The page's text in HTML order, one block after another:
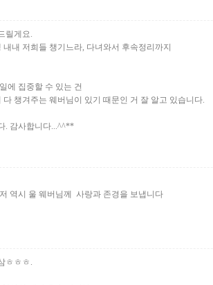
릴게요.
내 저희들 챙기느라, 다녀와서 후속정리까지
에 집중할 수 있는 건
챙겨주는 웨버님이 있기 때문인 거 잘 알고 있습니다.
. 감사합니다...^^**
역시 울 웨버님께 사랑과 존경을 보냅니다
ㅎㅎㅎ.